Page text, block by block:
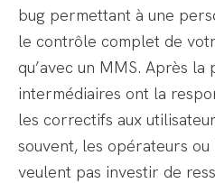
bug permettant à une
le contrôle complet de
qu’avec un MMS. Après la
intermédiaires ont la
les correctifs aux
souvent, les opérateurs
veulent pas investir de